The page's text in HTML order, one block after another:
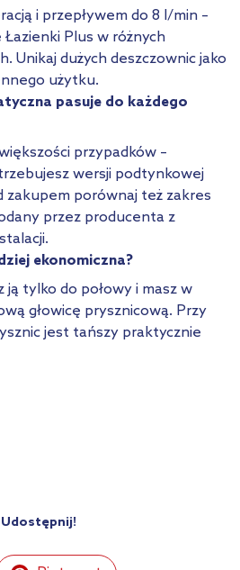
i przepływem do 8 l/min –
Plus w różnych
Unikaj dużych deszczownic jako
użytku.
pasuje do każdego
przypadków –
wersji podtynkowej
zakupem porównaj też zakres
przez producenta z
ekonomiczna?
ją tylko do połowy i masz w
głowicę prysznicową. Przy
jest tańszy praktycznie
Udostępnij!